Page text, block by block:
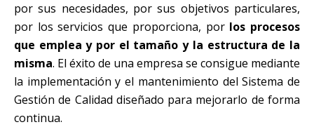
por sus necesidades, por sus objetivos particulares,
por los servicios que proporciona, por los procesos
que emplea y por el tamaño y la estructura de la
misma. El éxito de una empresa se consigue mediante
la implementación y el mantenimiento del Sistema de
Gestión de Calidad diseñado para mejorarlo de forma
continua.